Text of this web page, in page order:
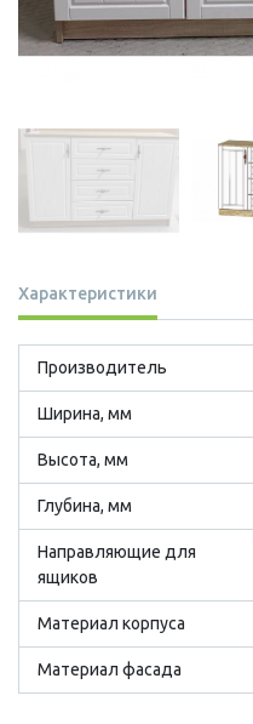
Характеристики
Производитель
Ширина, мм
Высота, мм
Глубина, мм
Направляющие для
ящиков
Материал корпуса
Материал фасада